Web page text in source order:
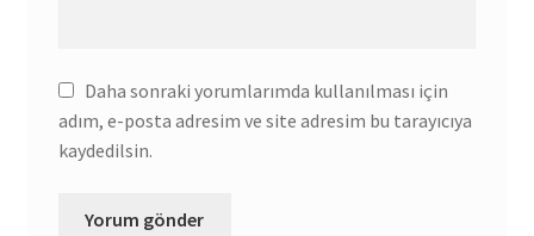
Daha sonraki yorumlarımda kullanılması için
adım, e-posta adresim ve site adresim bu tarayıcıya
kaydedilsin.